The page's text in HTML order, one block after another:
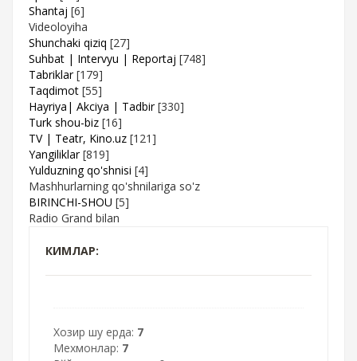
Shantaj [6]
Videoloyiha
Shunchaki qiziq [27]
Suhbat | Intervyu | Reportaj [748]
Tabriklar [179]
Taqdimot [55]
Hayriya| Akciya | Tadbir [330]
Turk shou-biz [16]
TV | Teatr, Kino.uz [121]
Yangiliklar [819]
Yulduzning qo'shnisi [4]
Mashhurlarning qo'shnilariga so'z
BIRINCHI-SHOU [5]
Radio Grand bilan
КИМЛАР:
Хозир шу ерда: 7
Мехмонлар: 7